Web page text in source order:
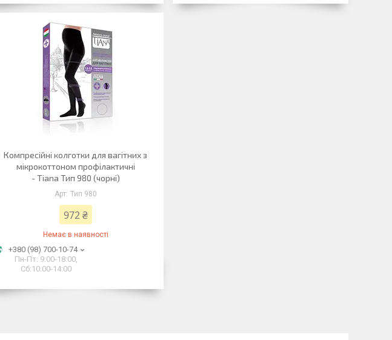
Компресійні колготки для вагітних з
мікрокоттоном профілактичні
- Tiana Тип 980 (чорні)
Тип 980
972 ₴
Немає в наявності
+380 (98) 700-10-74
Пн-Пт: 9:00-18:00,
Сб:10:00-14:00